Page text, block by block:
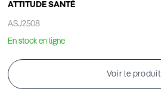
ATTITUDE SANTÉ
ASJ2508
En stock en ligne
Voir le produit